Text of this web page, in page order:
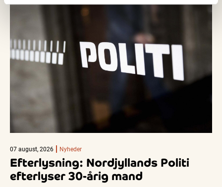
07 august, 2026 Nyheder
Efterlysning: Nordjyllands Politi
efterlyser 30-årig mand